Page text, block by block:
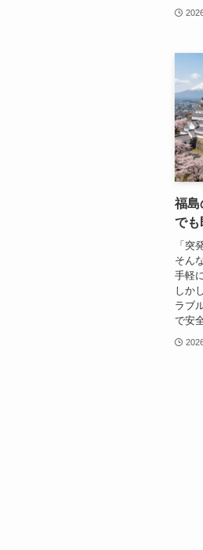
福島
でも
「突
そん
手軽
しか
ラブ
で安